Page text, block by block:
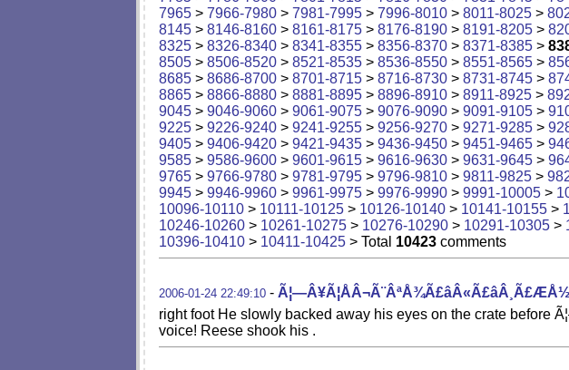
7965 > 7966-7980 > 7981-7995 > 7996-8010 > 8011-8025 >
8145 > 8146-8160 > 8161-8175 > 8176-8190 > 8191-8205 >
8325 > 8326-8340 > 8341-8355 > 8356-8370 > 8371-8385 >
8505 > 8506-8520 > 8521-8535 > 8536-8550 > 8551-8565 >
8685 > 8686-8700 > 8701-8715 > 8716-8730 > 8731-8745 >
8865 > 8866-8880 > 8881-8895 > 8896-8910 > 8911-8925 >
9045 > 9046-9060 > 9061-9075 > 9076-9090 > 9091-9105 >
9225 > 9226-9240 > 9241-9255 > 9256-9270 > 9271-9285 >
9405 > 9406-9420 > 9421-9435 > 9436-9450 > 9451-9465 >
9585 > 9586-9600 > 9601-9615 > 9616-9630 > 9631-9645 >
9765 > 9766-9780 > 9781-9795 > 9796-9810 > 9811-9825 >
9945 > 9946-9960 > 9961-9975 > 9976-9990 > 9991-10005 >
10096-10110 > 10111-10125 > 10126-10140 > 10141-10155 >
10246-10260 > 10261-10275 > 10276-10290 > 10291-10305 >
10396-10410 > 10411-10425 > Total 10423 comments
2006-01-24 22:49:10 - Ã¦—Â¥Ã¦ÅÂ¬Ã¨ÂªÅ¾Ã£âÂ«Ã£âÂ¸Ã£ÆÅ½
right foot He slowly backed away his eyes on the crate before
voice! Reese shook his .